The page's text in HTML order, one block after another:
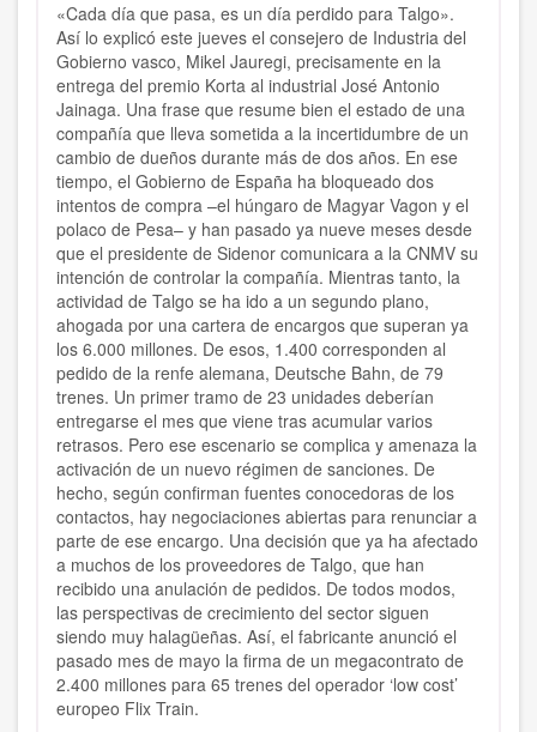
«Cada día que pasa, es un día perdido para Talgo».
Así lo explicó este jueves el consejero de Industria del
Gobierno vasco, Mikel Jauregi, precisamente en la
entrega del premio Korta al industrial José Antonio
Jainaga. Una frase que resume bien el estado de una
compañía que lleva sometida a la incertidumbre de un
cambio de dueños durante más de dos años. En ese
tiempo, el Gobierno de España ha bloqueado dos
intentos de compra –el húngaro de Magyar Vagon y el
polaco de Pesa– y han pasado ya nueve meses desde
que el presidente de Sidenor comunicara a la CNMV su
intención de controlar la compañía. Mientras tanto, la
actividad de Talgo se ha ido a un segundo plano,
ahogada por una cartera de encargos que superan ya
los 6.000 millones. De esos, 1.400 corresponden al
pedido de la renfe alemana, Deutsche Bahn, de 79
trenes. Un primer tramo de 23 unidades deberían
entregarse el mes que viene tras acumular varios
retrasos. Pero ese escenario se complica y amenaza la
activación de un nuevo régimen de sanciones. De
hecho, según confirman fuentes conocedoras de los
contactos, hay negociaciones abiertas para renunciar a
parte de ese encargo. Una decisión que ya ha afectado
a muchos de los proveedores de Talgo, que han
recibido una anulación de pedidos. De todos modos,
las perspectivas de crecimiento del sector siguen
siendo muy halagüeñas. Así, el fabricante anunció el
pasado mes de mayo la firma de un megacontrato de
2.400 millones para 65 trenes del operador ‘low cost’
europeo Flix Train.